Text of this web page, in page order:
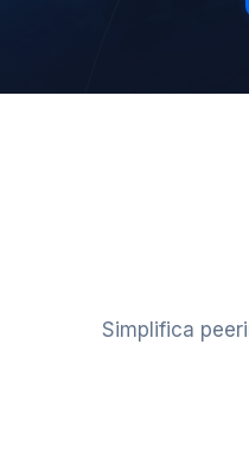
Simplifica